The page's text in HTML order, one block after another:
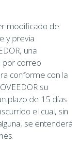
modificado de
y previa
una
por correo
conforme con la
su
plazo de 15 días
el cual, sin
se entenderá